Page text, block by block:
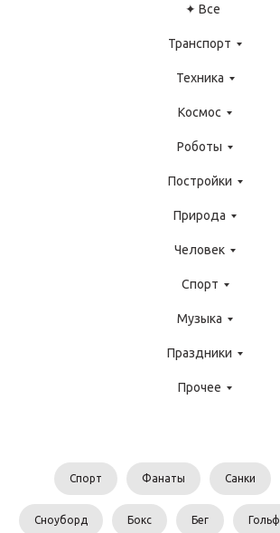
✦ Все
Транспорт
Техника
Космос
Роботы
Постройки
Природа
Человек
Спорт
Музыка
Праздники
Прочее
Спорт Фанаты Санки
Сноуборд Бокс Бег Гольф